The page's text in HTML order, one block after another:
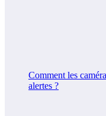
Comment les
alertes ?